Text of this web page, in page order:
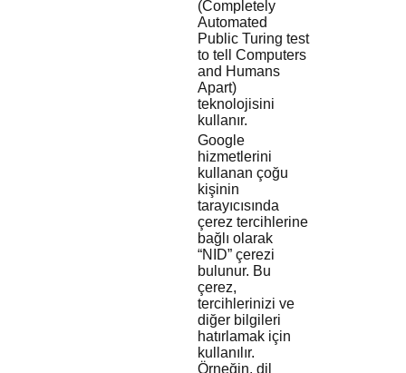
(Completely
Automated
Public Turing test
to tell Computers
and Humans
Apart)
teknolojisini
kullanır.
Google
hizmetlerini
kullanan çoğu
kişinin
tarayıcısında
çerez tercihlerine
bağlı olarak
“NID” çerezi
bulunur. Bu
çerez,
tercihlerinizi ve
diğer bilgileri
hatırlamak için
kullanılır.
Örneğin, dil